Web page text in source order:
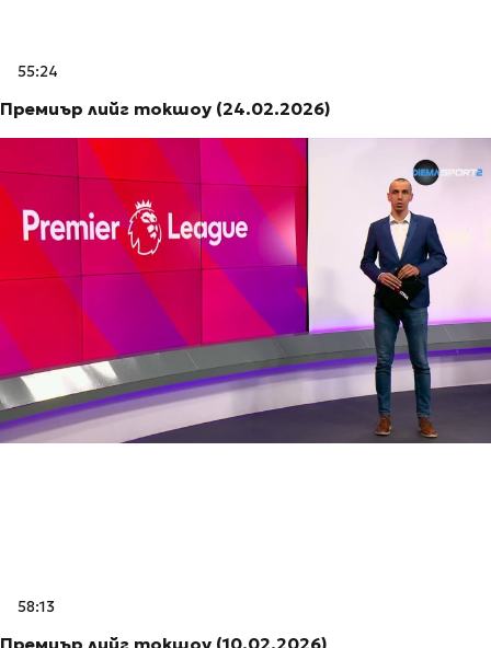
55:24
Премиър лийг токшоу (24.02.2026)
58:13